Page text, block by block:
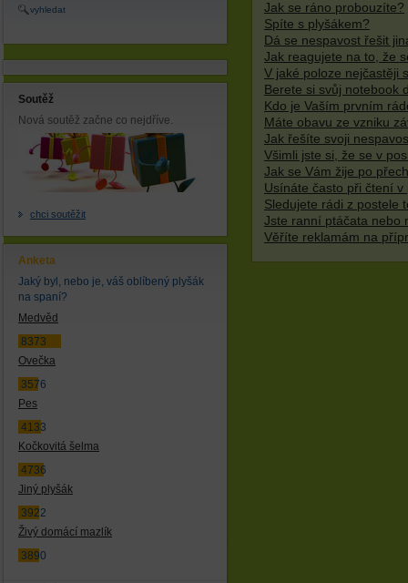
vyhledat
Soutěž
Nová soutěž začne co nejdříve.
chci soutěžit
Anketa
Jaký byl, nebo je, váš oblíbený plyšák
na spaní?
Medvěd
8373
Ovečka
3576
Pes
4133
Kočkovitá šelma
4736
Jiný plyšák
3922
Živý domácí mazlík
3890
Jak se ráno probouzíte?
Spíte s plyšákem?
Dá se nespavost řešit
Jak reagujete na to, že
V jaké poloze nejčastěji
Berete si svůj notebook
Kdo je Vaším prvním
Máte obavu ze vzniku
Jak řešíte svoji
Všimli jste si, že se v
Jak se Vám žije po
Usínáte často při čtení v
Sledujete rádi z postele
Jste ranní ptáčata nebo
Věříte reklamám na